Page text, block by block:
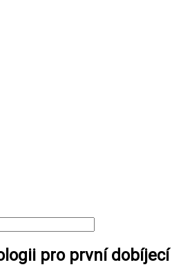
pro první